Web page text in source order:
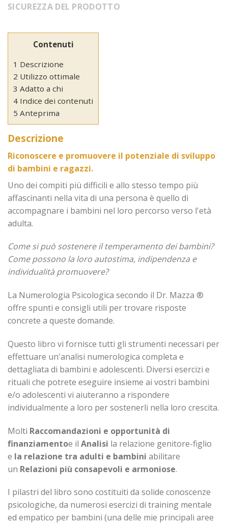
SICUREZZA DEL PRODOTTO
Contenuti
1 Descrizione
2 Utilizzo ottimale
3 Adatto a chi
4 Indice dei contenuti
5 Anteprima
Descrizione
Riconoscere e promuovere il potenziale di sviluppo
di bambini e ragazzi.
Uno dei compiti più difficili e allo stesso tempo più
affascinanti nella vita di una persona è quello di
accompagnare i bambini nel loro percorso verso l'età
adulta.
Come si può sostenere il temperamento dei bambini?
Come possono la loro autostima, indipendenza e
individualità promuovere?
La Numerologia Psicologica secondo il Dr. Mazza ®
offre spunti e consigli utili per trovare risposte
concrete a queste domande.
Questo libro vi fornisce tutti gli strumenti necessari per
effettuare un'analisi numerologica completa e
dettagliata di bambini e adolescenti. Diversi esercizi e
rituali che potrete eseguire insieme ai vostri bambini
e/o adolescenti vi aiuteranno a rispondere
individualmente a loro per sostenerli nella loro crescita.
Molti Raccomandazioni e opportunità di
finanziamentoe il Analisi la relazione genitore-figlio
e la relazione tra adulti e bambini abilitare
un Relazioni più consapevoli e armoniose.
I pilastri del libro sono costituiti da solide conoscenze
psicologiche, da numerosi esercizi di training mentale
ed empatico per bambini (una delle mie principali aree